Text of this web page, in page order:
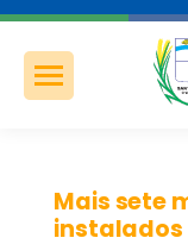
Mais sete
instalados